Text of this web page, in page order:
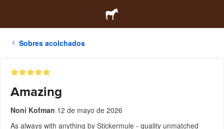
Sobres acolchados
Amazing
Noni Kofman 12 de mayo de 2026
As always with anything by Stickermule - quality unmatched